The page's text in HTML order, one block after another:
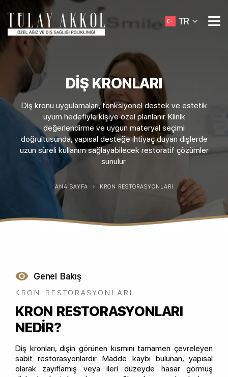
TR
DIŞ KRONLARI
Diş kronu uygulamaları, fonksiyonel destek ve estetik
uyum hedefiyle kişiye özel planlanır. Klinik
değerlendirme ve uygun materyal seçimi
doğrultusunda, yapısal desteğe ihtiyaç duyan dişlerde
uzun süreli kullanım sağlayabilecek restoratif çözümler
sunulur.
ANA SAYFA KRON RESTORASYONLARI
Genel Bakış
KRON RESTORASYONLARI
KRON RESTORASYONLARI
NEDIR?
Diş kronları, dişin görünen kısmını tamamen çevreleyen
sabit restorasyonlardır. Madde kaybı bulunan, yapısal
olarak zayıflamış veya ileri düzeyde hasar görmüş